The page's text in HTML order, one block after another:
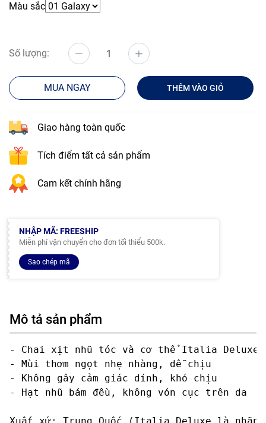
Màu sắc
Số lượng:
MUA NGAY THÊM VÀO GIỎ
Giao hàng toàn quốc
Tích điểm tất cả sản phẩm
Cam kết chính hãng
NHẬP MÃ: FREESHIP
Miễn phí vận chuyển cho đơn tối thiểu 500k.
Sao chép mã
Mô tả sản phẩm
- Chai xịt nhũ tóc và cơ thể Italia Deluxe
- Mùi thơm ngọt nhẹ nhàng, dễ chịu
- Không gây cảm giác dính, khó chịu
- Hạt nhũ bám đều, không vón cục trên da